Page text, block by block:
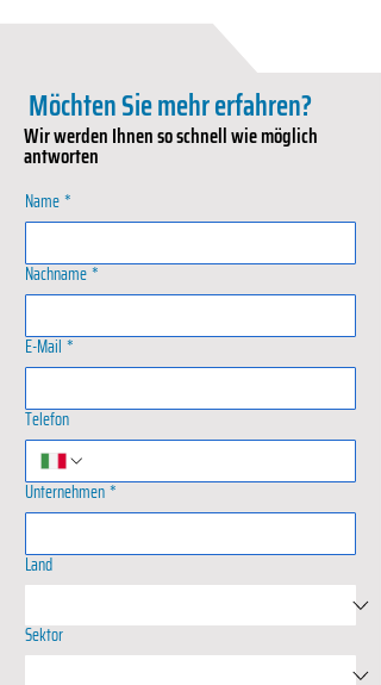
Möchten Sie mehr erfahren?
Wir werden Ihnen so schnell wie möglich
antworten
Name*
Nachname*
E-Mail *
Telefon
Unternehmen*
Land
Sektor